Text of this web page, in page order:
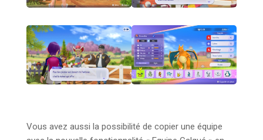
Vous avez aussi la possibilité de copier une équipe